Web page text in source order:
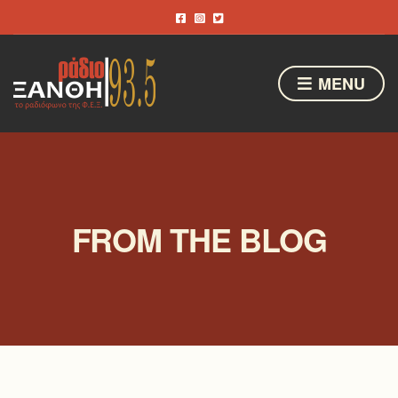
MENU
FROM THE BLOG